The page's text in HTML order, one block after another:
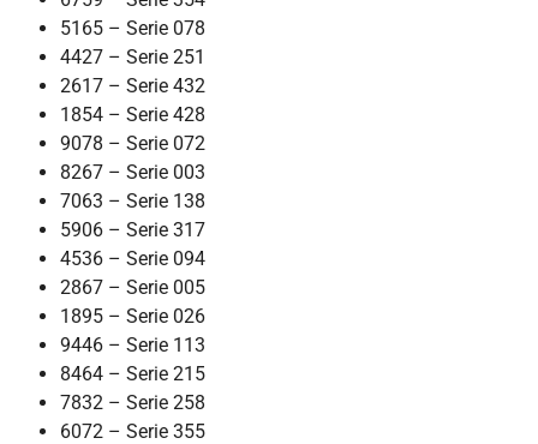
5165 – Serie 078
4427 – Serie 251
2617 – Serie 432
1854 – Serie 428
9078 – Serie 072
8267 – Serie 003
7063 – Serie 138
5906 – Serie 317
4536 – Serie 094
2867 – Serie 005
1895 – Serie 026
9446 – Serie 113
8464 – Serie 215
7832 – Serie 258
6072 – Serie 355